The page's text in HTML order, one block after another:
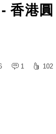
香港圓
1 102